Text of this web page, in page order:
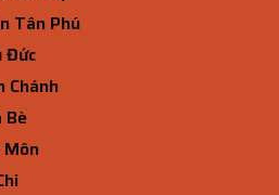
Tân Phú
Đức
Chánh
Bè
Môn